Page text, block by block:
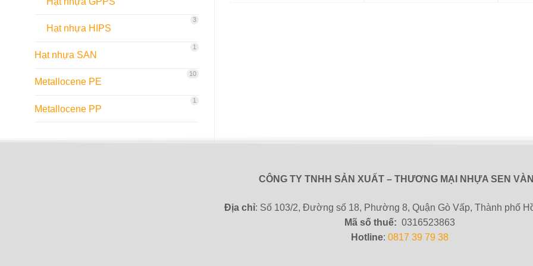
Hạt nhựa HIPS
3
Hạt nhựa SAN
1
Metallocene PE
10
Metallocene PP
1
CÔNG TY TNHH SẢN XUẤT – THƯƠNG MẠI NHỰA SEN
Địa chỉ: Số 103/2, Đường số 18, Phường 8, Quận Gò Vấp, Thành phố
Mã số thuế: 0316523863
Hotline: 0817 39 79 38